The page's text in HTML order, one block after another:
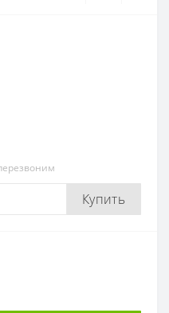
Купить